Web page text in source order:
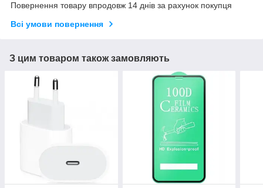
Повернення товару впродовж 14 днів за рахунок покупця
Всі умови повернення
З цим товаром також замовляють